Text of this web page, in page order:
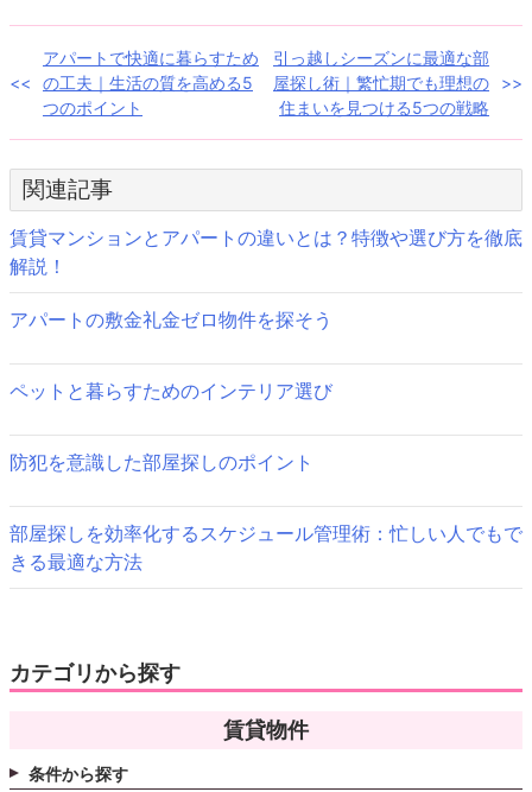
開
ま
す)
し
ウ
ィ
ン
ド
ウ
開
ま
す)
ナ
ビ
ゲ
ー
シ
ョ
ン
アパートで快適に暮らすため
の工夫｜生活の質を高める5
つのポイント
引っ越しシーズンに最適な部
屋探し術｜繁忙期でも理想の
住まいを見つける5つの戦略
関連記事
賃貸マンションとアパートの違いとは？特徴や選び方を徹底
解説！
アパートの敷金礼金ゼロ物件を探そう
ペットと暮らすためのインテリア選び
防犯を意識した部屋探しのポイント
部屋探しを効率化するスケジュール管理術：忙しい人でもで
きる最適な方法
カテゴリから探す
賃貸物件
条件から探す